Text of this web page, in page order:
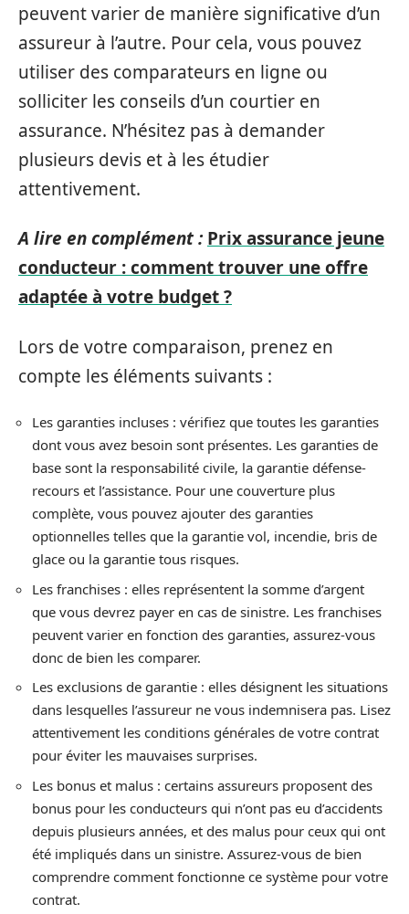
peuvent varier de manière significative d’un
assureur à l’autre. Pour cela, vous pouvez
utiliser des comparateurs en ligne ou
solliciter les conseils d’un courtier en
assurance. N’hésitez pas à demander
plusieurs devis et à les étudier
attentivement.
A lire en complément : Prix assurance jeune
conducteur : comment trouver une offre
adaptée à votre budget ?
Lors de votre comparaison, prenez en
compte les éléments suivants :
Les garanties incluses : vérifiez que toutes les garanties
dont vous avez besoin sont présentes. Les garanties de
base sont la responsabilité civile, la garantie défense-
recours et l’assistance. Pour une couverture plus
complète, vous pouvez ajouter des garanties
optionnelles telles que la garantie vol, incendie, bris de
glace ou la garantie tous risques.
Les franchises : elles représentent la somme d’argent
que vous devrez payer en cas de sinistre. Les franchises
peuvent varier en fonction des garanties, assurez-vous
donc de bien les comparer.
Les exclusions de garantie : elles désignent les situations
dans lesquelles l’assureur ne vous indemnisera pas. Lisez
attentivement les conditions générales de votre contrat
pour éviter les mauvaises surprises.
Les bonus et malus : certains assureurs proposent des
bonus pour les conducteurs qui n’ont pas eu d’accidents
depuis plusieurs années, et des malus pour ceux qui ont
été impliqués dans un sinistre. Assurez-vous de bien
comprendre comment fonctionne ce système pour votre
contrat.